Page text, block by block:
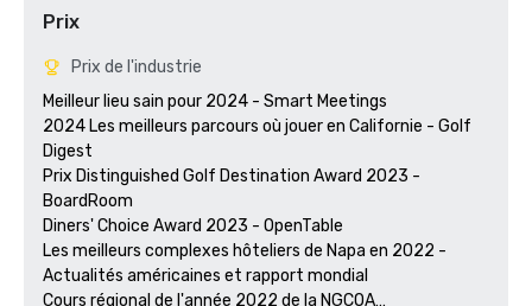
Prix
Prix de l'industrie
Meilleur lieu sain pour 2024 - Smart Meetings
2024 Les meilleurs parcours où jouer en Californie - Golf
Digest
Prix Distinguished Golf Destination Award 2023 -
BoardRoom
Diners' Choice Award 2023 - OpenTable
Les meilleurs complexes hôteliers de Napa en 2022 -
Actualités américaines et rapport mondial
Cours régional de l'année 2022 de la NGCOA